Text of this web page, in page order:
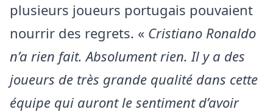
plusieurs joueurs portugais pouvaient
nourrir des regrets. « Cristiano Ronaldo
n’a rien fait. Absolument rien. Il y a des
joueurs de très grande qualité dans cette
équipe qui auront le sentiment d’avoir